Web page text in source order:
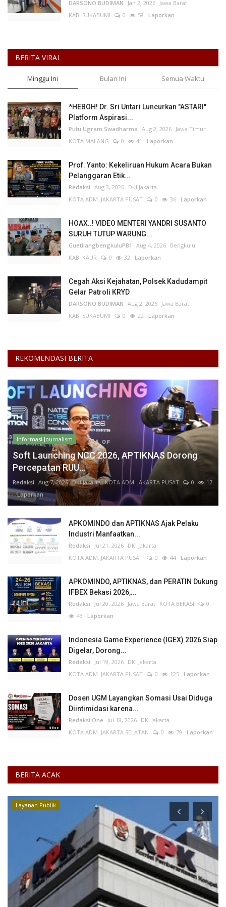
DARSONO BUDIMAN Jan 2, 2026 Jawa Barat
KAB. SUKABUMI
0 58 Laporkan
BERITA VIRAL
Minggu Ini Bulan Ini Semua Waktu
*HEBOH! Dr. Sri Untari Luncurkan "ASTARI"
Platform Aspirasi...
Putu Ugram Swadharma Aug 2, 2026 Jawa Timur
KOTA MALANG
0 41 Laporkan
Prof. Yanto: Kekeliruan Hukum Acara Bukan
Pelanggaran Etik...
Redaksi Aug 3, 2026 DKI Jakarta
KOTA ADM. JAKARTA PUSAT
0 36 Laporkan
HOAX..! VIDEO MENTERI YANDRI SUSANTO
SURUH TUTUP WARUNG...
GuetilangbengkuluPB1 Aug 4, 2026 Bengkulu
KAB. KAUR
0 32 Laporkan
Cegah Aksi Kejahatan, Polsek Kadudampit
Gelar Patroli KRYD
DARSONO BUDIMAN Aug 2, 2026 Jawa Barat
KAB. SUKABUMI
0 22 Laporkan
REKOMENDASI BERITA
Informasi Journalism
Soft Launching NCC 2026, APTIKNAS Dorong
Percepatan RUU...
Redaksi Aug 7, 2026 DKI Jakarta KOTA ADM. JAKARTA PUSAT 0
17
Laporkan
APKOMINDO dan APTIKNAS Ajak Pelaku
Industri Manfaatkan...
Redaksi Jul 21, 2026 DKI Jakarta
KOTA ADM. JAKARTA PUSAT
0 44 Laporkan
APKOMINDO, APTIKNAS, dan PERATIN Dukung
IFBEX Bekasi 2026,...
Redaksi Jul 20, 2026 Jawa Barat KOTA BEKASI
0
43 Laporkan
Indonesia Game Experience (IGEX) 2026 Siap
Digelar, Dorong...
Redaksi Jul 19, 2026 DKI Jakarta
KOTA ADM. JAKARTA PUSAT
0 125 Laporkan
Dosen UGM Layangkan Somasi Usai Diduga
Diintimidasi karena...
Redaksi One Jul 18, 2026 DKI Jakarta
KOTA ADM. JAKARTA SELATAN
0 79 Laporkan
BERITA ACAK
Layanan Publik